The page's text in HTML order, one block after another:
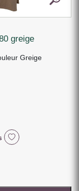
greige
Greige